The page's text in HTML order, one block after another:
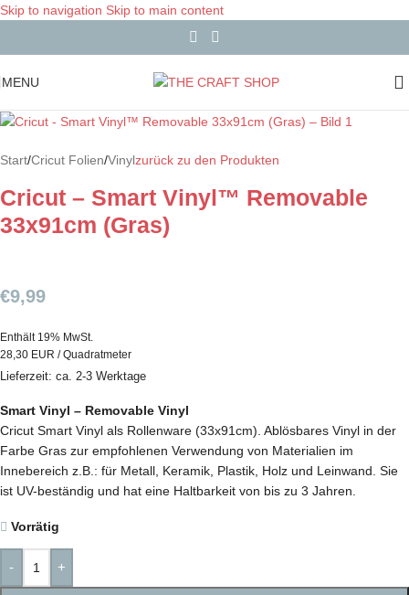
Skip to navigation Skip to main content
MENU
Start/Cricut Folien/Vinylzurück zu den Produkten
Cricut – Smart Vinyl™ Removable
33x91cm (Gras)
€9,99
Enthält 19% MwSt.
28,30 EUR / Quadratmeter
Lieferzeit: ca. 2-3 Werktage
Smart Vinyl – Removable Vinyl
Cricut Smart Vinyl als Rollenware (33x91cm). Ablösbares Vinyl in der
Farbe Gras zur empfohlenen Verwendung von Materialien im
Innebereich z.B.: für Metall, Keramik, Plastik, Holz und Leinwand. Sie
ist UV-beständig und hat eine Haltbarkeit von bis zu 3 Jahren.
Vorrätig
- +